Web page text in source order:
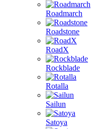
Roadmarch
Roadstone
RoadX
Rockblade
Rotalla
Sailun
Satoya